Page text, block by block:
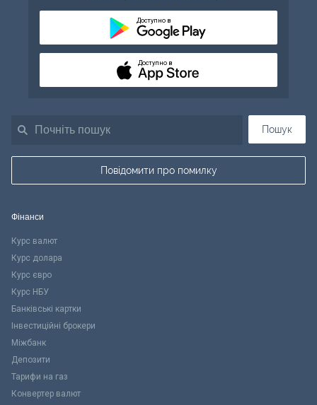
Пошук
Повідомити про помилку
Доступно в
Доступно в
Фінанси
Курс валют
Курс долара
Курс євро
Курс НБУ
Банківські картки
Інвестиційні брокери
Міжбанк
Депозити
Тарифи на газ
Конвертер валют